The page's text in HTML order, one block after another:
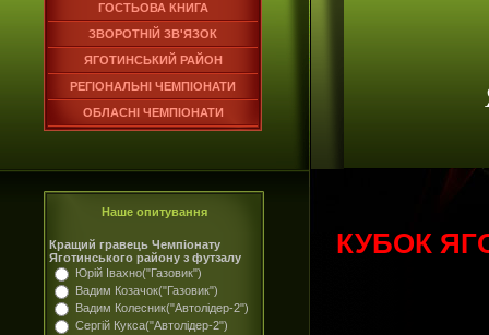
ГОСТЬОВА КНИГА
ЗВОРОТНІЙ ЗВ'ЯЗОК
ЯГОТИНСЬКИЙ РАЙОН
РЕГІОНАЛЬНІ ЧЕМПІОНАТИ
ОБЛАСНІ ЧЕМПІОНАТИ
Наше опитування
Кращий гравець Чемпіонату
Яготинського району з футзалу
Юрій Івахно("Газовик")
Вадим Козачок("Газовик")
Вадим Колесник("Автолідер-2")
Сергій Кукса("Автолідер-2")
КУБОК